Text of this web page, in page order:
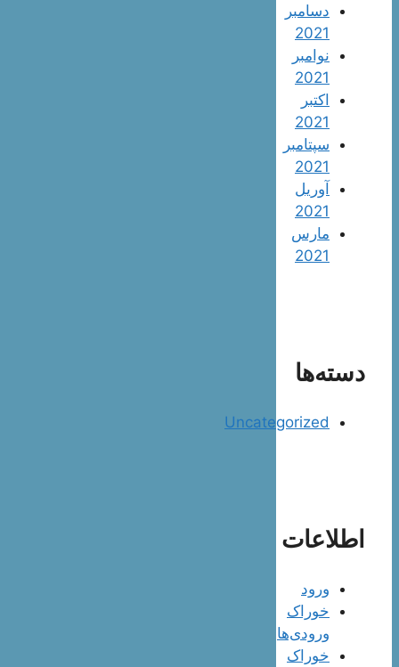
دسامبر
2021
نوامبر
2021
اکتبر
2021
سپتامبر
2021
آوریل
2021
مارس
2021
دسته‌ها
Uncategorized
اطلاعات
ورود
خوراک
ورودی‌ها
خوراک